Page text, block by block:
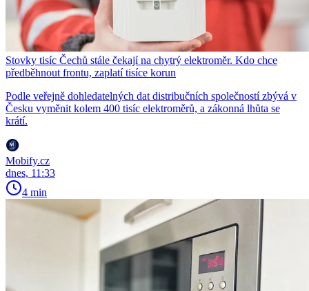
Stovky tisíc Čechů stále čekají na chytrý elektroměr. Kdo chce
předběhnout frontu, zaplatí tisíce korun
Podle veřejně dohledatelných dat distribučních společností zbývá v
Česku vyměnit kolem 400 tisíc elektroměrů, a zákonná lhůta se
krátí.
Mobify.cz
dnes, 11:33
4 min